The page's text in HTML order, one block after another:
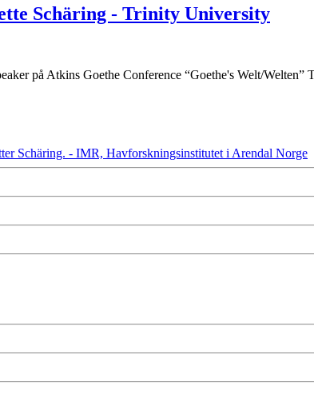
Schäring - Trinity University
på Atkins Goethe Conference “Goethe's Welt/
Schäring. - IMR, Havforskningsinstitutet i Arendal Norge